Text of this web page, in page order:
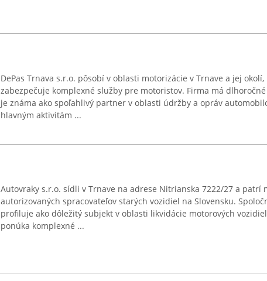
DePas Trnava s.r.o. pôsobí v oblasti motorizácie v Trnave a jej okolí,
zabezpečuje komplexné služby pre motoristov. Firma má
je známa ako spoľahlivý partner v oblasti údržby a opráv
hlavným aktivitám ...
Autovraky s.r.o. sídli v Trnave na adrese Nitrianska 7222/27 a patrí
autorizovaných spracovateľov starých vozidiel na Slovensku.
profiluje ako dôležitý subjekt v oblasti likvidácie motorových
ponúka komplexné ...